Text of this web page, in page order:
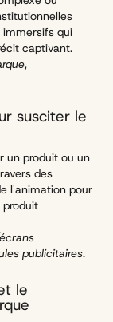
immersifs qui
captivant.
susciter le
un produit ou un
des
l'animation pour
publicitaires.
le